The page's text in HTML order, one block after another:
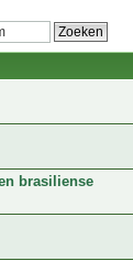
brasiliense